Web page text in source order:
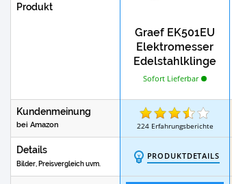
Produkt
Graef EK501EU
Elektromesser
Edelstahlklinge
Sofort Lieferbar
Kundenmeinung
bei Amazon 224 Erfahrungsberichte
Details
Bilder, Preisvergleich uvm.
PRODUKTDETAILS